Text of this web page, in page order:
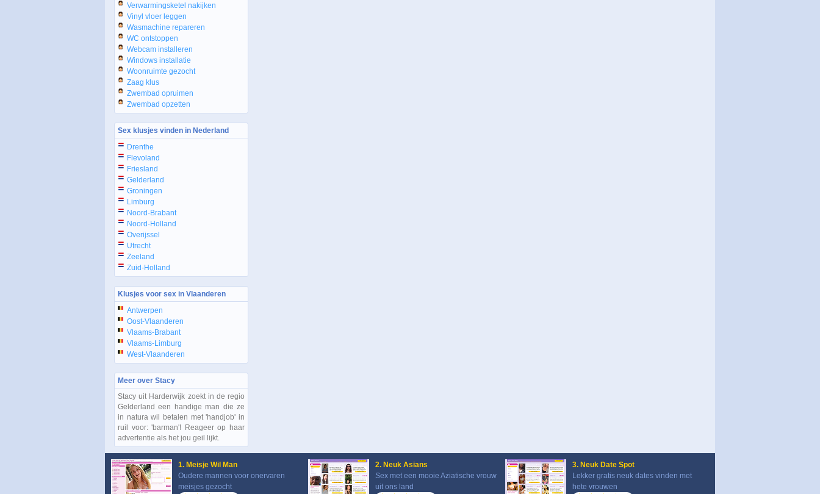
Verwarmingsketel nakijken
Vinyl vloer leggen
Wasmachine repareren
WC ontstoppen
Webcam installeren
Windows installatie
Woonruimte gezocht
Zaag klus
Zwembad opruimen
Zwembad opzetten
Sex klusjes vinden in Nederland
Drenthe
Flevoland
Friesland
Gelderland
Groningen
Limburg
Noord-Brabant
Noord-Holland
Overijssel
Utrecht
Zeeland
Zuid-Holland
Klusjes voor sex in Vlaanderen
Antwerpen
Oost-Vlaanderen
Vlaams-Brabant
Vlaams-Limburg
West-Vlaanderen
Meer over Stacy
Stacy uit Harderwijk zoekt in de regio
Gelderland een handige man die ze
in natura wil betalen met 'handjob' in
ruil voor: 'barman'! Reageer op haar
advertentie als het jou geil lijkt.
1. Meisje Wil Man
Oudere mannen voor onervaren
meisjes gezocht
2. Neuk Asians
Sex met een mooie Aziatische vrouw
uit ons land
3. Neuk Date Spot
Lekker gratis neuk dates vinden met
hete vrouwen